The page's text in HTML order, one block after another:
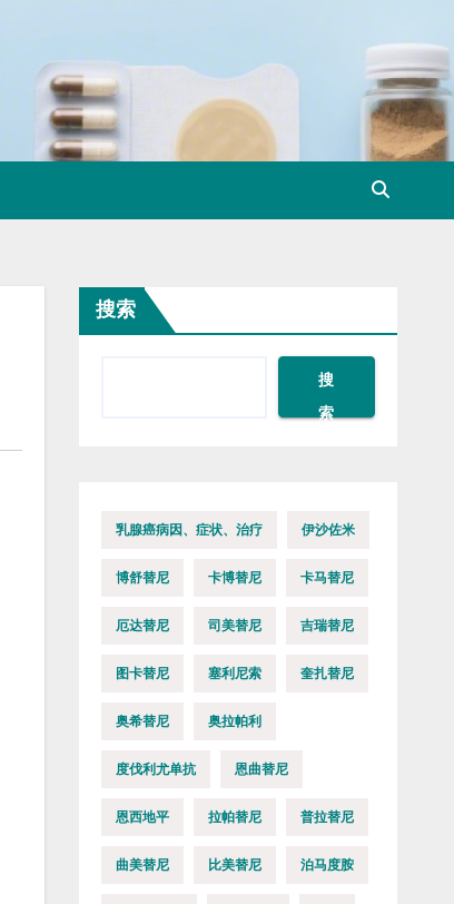
搜索
搜
索
乳腺癌病因、症状、治疗 伊沙佐米
博舒替尼 卡博替尼 卡马替尼
厄达替尼 司美替尼 吉瑞替尼
图卡替尼 塞利尼索 奎扎替尼
奥希替尼 奥拉帕利
度伐利尤单抗 恩曲替尼
恩西地平 拉帕替尼 普拉替尼
曲美替尼 比美替尼 泊马度胺